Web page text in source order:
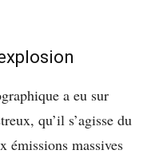
a eu sur
qu’il s’agisse du
émissions massives